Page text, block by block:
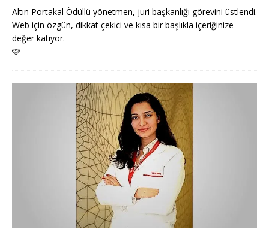
Altın Portakal Ödüllü yönetmen, juri başkanlığı görevini üstlendi.
Web için özgün, dikkat çekici ve kısa bir başlıkla içeriğinize
değer katıyor.
🩷